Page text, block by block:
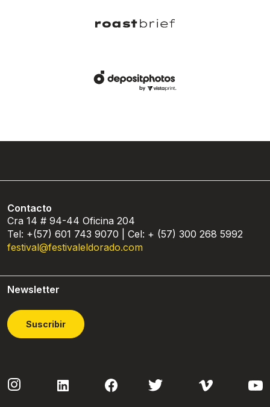
Contacto
Cra 14 # 94-44 Oficina 204
Tel: +(57) 601 743 9070 | Cel: + (57) 300 268 5992
festival@festivaleldorado.com
Newsletter
Suscribir